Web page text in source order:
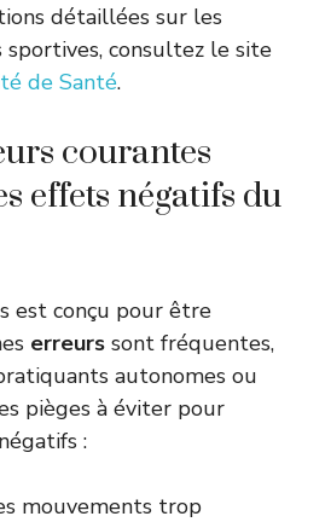
détaillées sur les
consultez le site
de Santé.
courantes
effets négatifs du
est conçu pour être
erreurs sont fréquentes,
autonomes ou
pièges à éviter pour
:
mouvements trop